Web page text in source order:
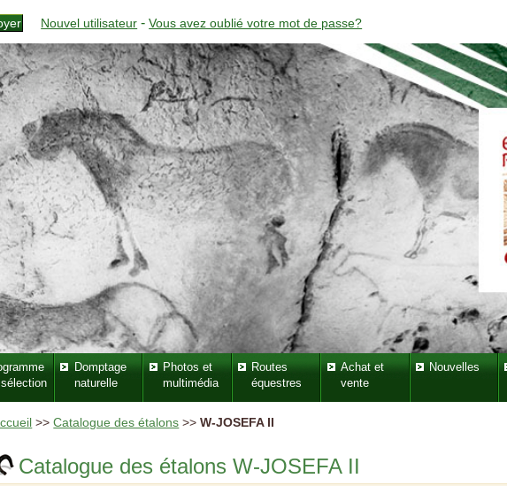
Nouvel utilisateur -Vous avez oublié votre mot de passe?
Domptage
naturelle
Photos et
multimédia
Routes
équestres
Achat et
vente
Nouvelles
>>Catalogue des étalons >>W-JOSEFA II
Catalogue des étalons W-JOSEFA II